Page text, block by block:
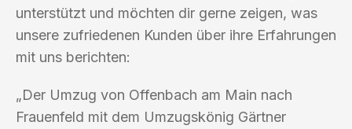
unterstützt und möchten dir gerne zeigen, was
unsere zufriedenen Kunden über ihre Erfahrungen
mit uns berichten:
„Der Umzug von Offenbach am Main nach
Frauenfeld mit dem Umzugskönig Gärtner